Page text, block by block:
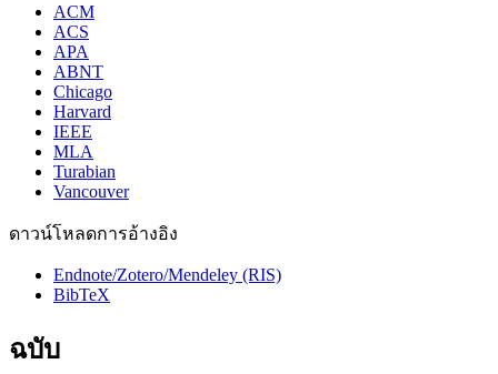
ACM
ACS
APA
ABNT
Chicago
Harvard
IEEE
MLA
Turabian
Vancouver
ดาวน์โหลดการอ้างอิง
Endnote/Zotero/Mendeley (RIS)
BibTeX
ฉบับ